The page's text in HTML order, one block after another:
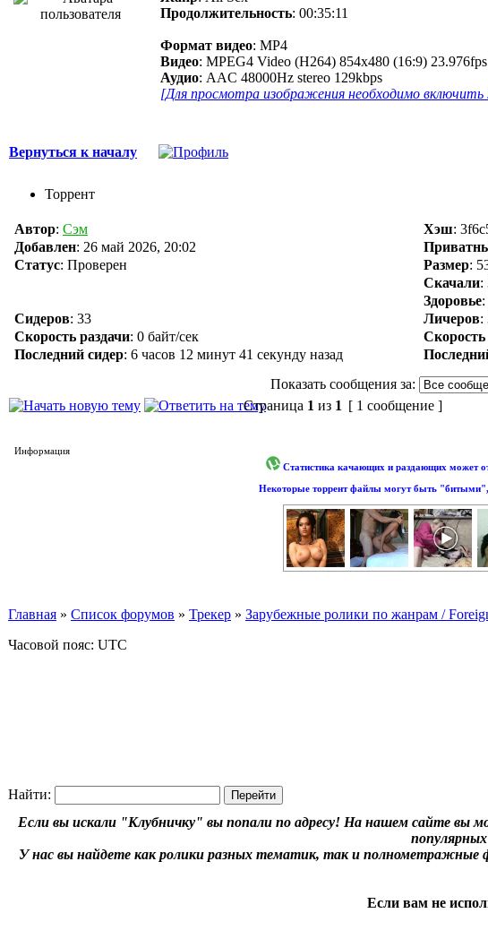
Продолжительность: 00:35:11
Формат видео: MP4
Видео: MPEG4 Video (H264) 854x480 (16:9)
Аудио: AAC 48000Hz stereo 129kbps
[Для просмотра изображения необходимо включить
Вернуться к началу
Торрент
Автор: Сэм Хэш:
Добавлен: 26 май 2026, 20:02
Статус: Проверен Размер:
Скачали:
Здоровье
Сидеров: 33 Личеров:
Скорость раздачи: 0 байт/сек
Последний сидер: 6 часов 12 минут 41 секунду назад
Показать сообщения за:
Страница 1 из 1 [ 1 сообщение ]
Информация
Статистика качающих и раздающих может
Некоторые торрент файлы могут быть "битыми",
Главная » Список форумов » Трекер » Зарубежные ролики по жанрам /
Часовой пояс: UTC
Найти:
Если вы искали "Клубничку" вы попали по адресу! На нашем сайте вы
У нас вы найдете как ролики разных тематик, так и
Если вам не